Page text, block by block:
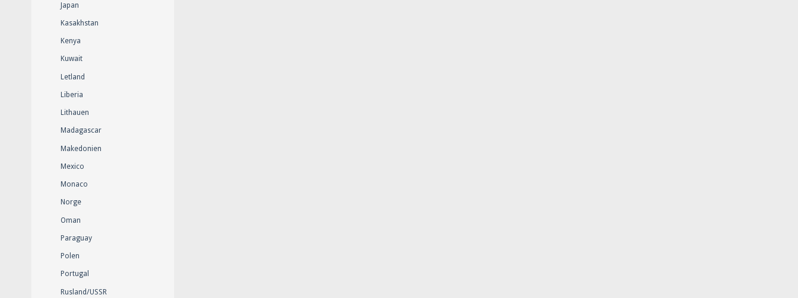
Japan
Kasakhstan
Kenya
Kuwait
Letland
Liberia
Lithauen
Madagascar
Makedonien
Mexico
Monaco
Norge
Oman
Paraguay
Polen
Portugal
Rusland/USSR